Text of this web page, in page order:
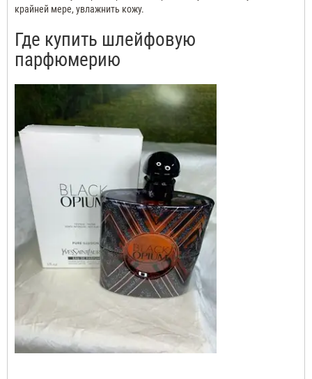
крайней мере, увлажнить кожу.
Где купить шлейфовую
парфюмерию